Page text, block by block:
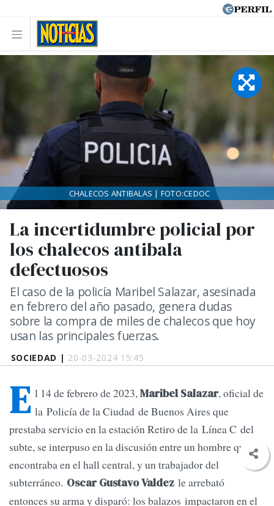
SOCIEDAD | 20-03-2024 15:45
La incertidumbre policial por
los chalecos antibala
defectuosos
El caso de la policía Maribel Salazar, asesinada
en febrero del año pasado, genera dudas
sobre la compra de miles de chalecos que hoy
usan las principales fuerzas.
CHALECOS ANTIBALAS | FOTO:CEDOC
E l 14 de febrero de 2023,Maribel Salazar, oficial de
la Policía de la Ciudad de Buenos Aires que
prestaba servicio en la estación Retiro de la Línea C del
subte, se interpuso en la discusión entre un hombre que se
encontraba en el hall central, y un trabajador del
subterráneo. Oscar Gustavo Valdez le arrebató
entonces su arma y disparó: los balazos impactaron en el